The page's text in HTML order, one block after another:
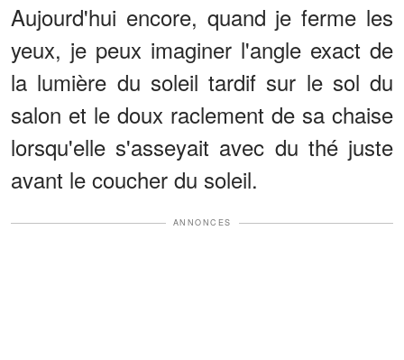
Aujourd'hui encore, quand je ferme les
yeux, je peux imaginer l'angle exact de
la lumière du soleil tardif sur le sol du
salon et le doux raclement de sa chaise
lorsqu'elle s'asseyait avec du thé juste
avant le coucher du soleil.
ANNONCES